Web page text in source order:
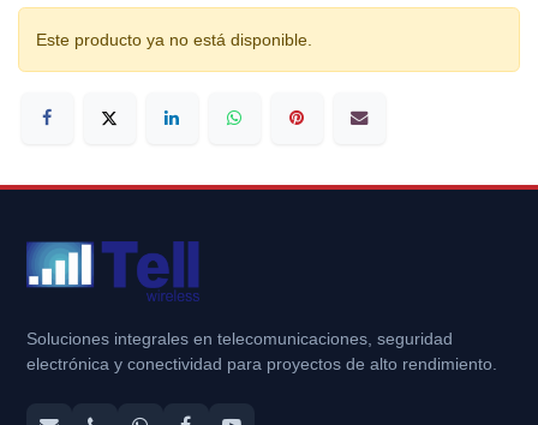
Este producto ya no está disponible.
Soluciones integrales en telecomunicaciones, seguridad
electrónica y conectividad para proyectos de alto rendimiento.